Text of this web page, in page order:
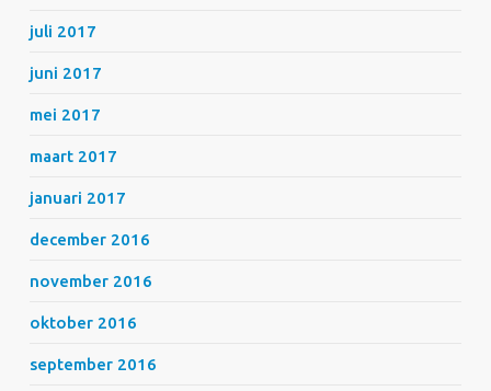
juli 2017
juni 2017
mei 2017
maart 2017
januari 2017
december 2016
november 2016
oktober 2016
september 2016